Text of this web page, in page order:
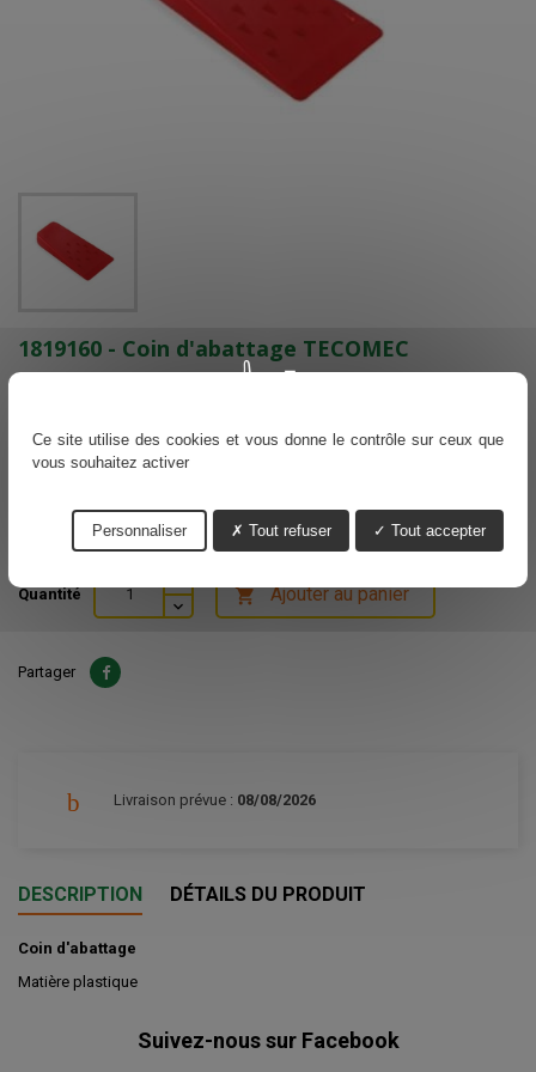
1819160 - Coin d'abattage TECOMEC
Voir nos délais de livraisons
6,49 €
Quantité  Ajouter au panier
Partager
Livraison prévue : 08/08/2026
DESCRIPTION DÉTAILS DU PRODUIT
Coin d'abattage
Matière plastique
Suivez-nous sur Facebook
Ce site utilise des cookies et vous donne le contrôle sur ceux que
vous souhaitez activer
Tout accepter
Tout refuser
Personnaliser